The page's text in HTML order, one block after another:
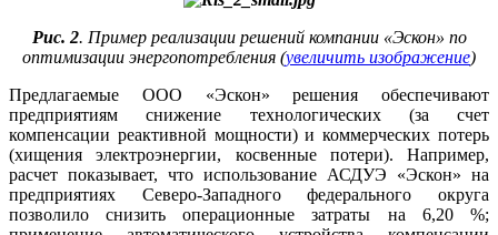
Рис. 2. Пример реализации решений компании «Эскон» по
оптимизации энергопотребления (увеличить изображение)
Предлагаемые ООО «Эскон» решения обеспечивают
предприятиям снижение технологических (за счет
компенсации реактивной мощности) и коммерческих потерь
(хищения электроэнергии, косвенные потери). Например,
расчет показывает, что использование АСДУЭ «Эскон» на
предприятиях Северо-Западного федерального округа
позволило снизить операционные затраты на 6,20 %;